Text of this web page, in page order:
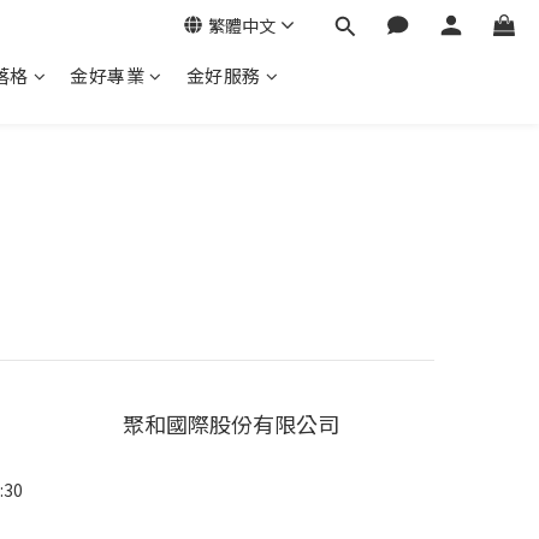
繁體中文
格 金好專業 金好服務
聚和國際股份有限公司